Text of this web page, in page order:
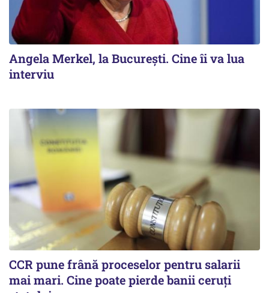
Angela Merkel, la București. Cine îi va lua
interviu
CCR pune frână proceselor pentru salarii
mai mari. Cine poate pierde banii ceruți